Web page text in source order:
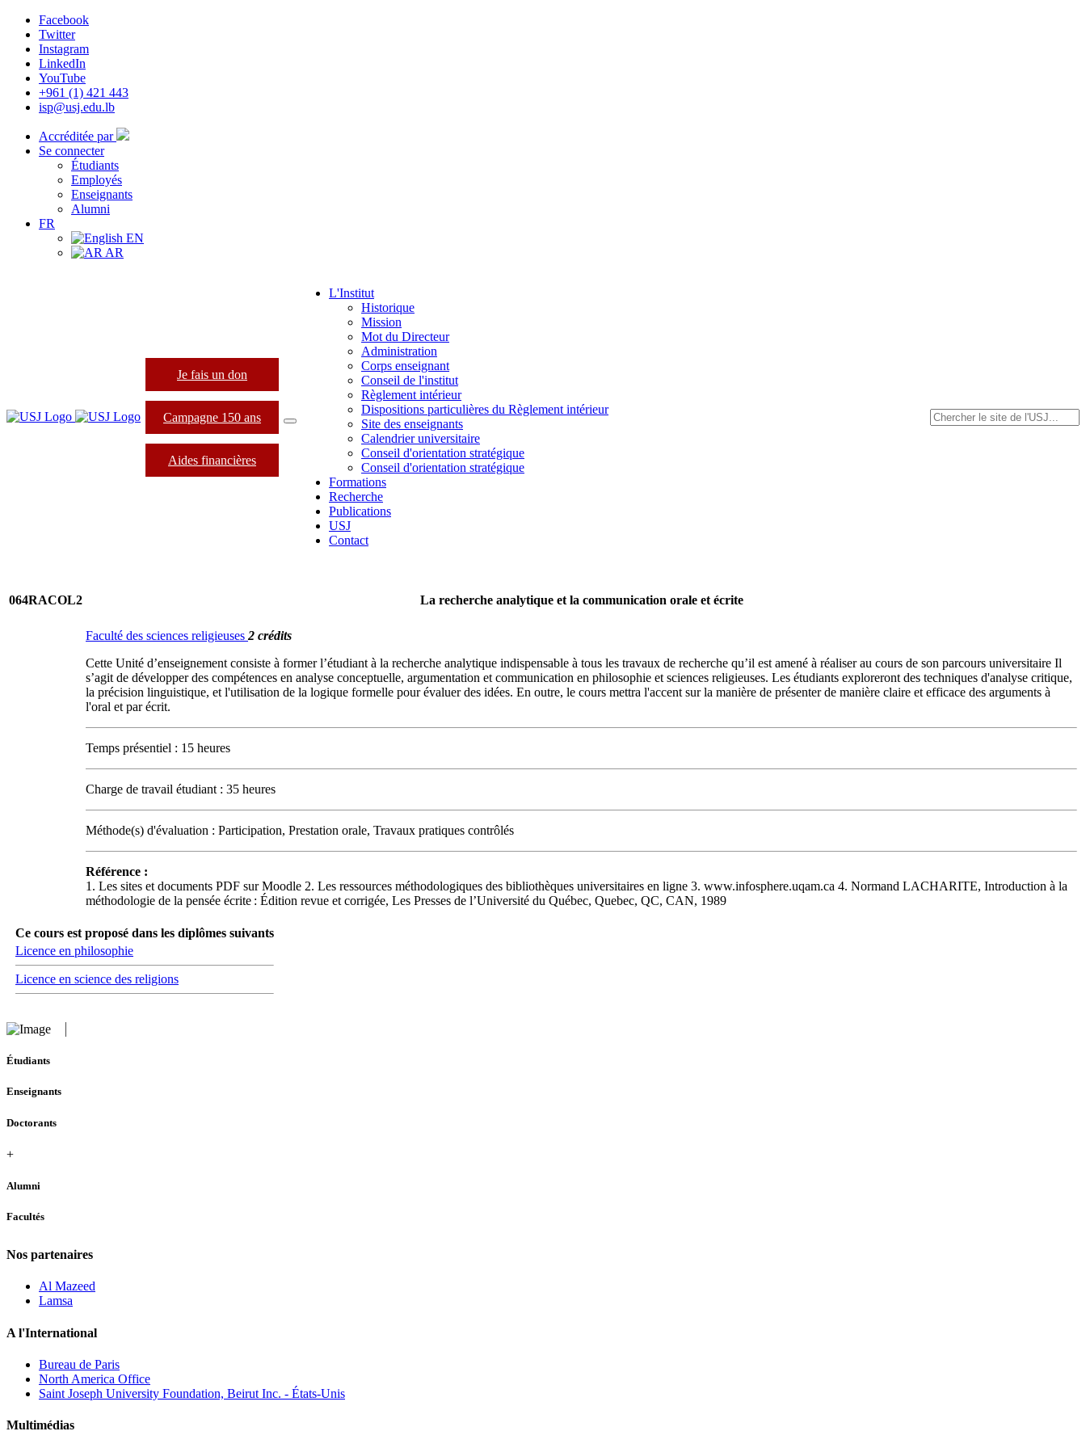
Facebook
Twitter
Instagram
LinkedIn
YouTube
+961 (1) 421 443
isp@usj.edu.lb
Accréditée par
Se connecter
Étudiants
Employés
Enseignants
Alumni
FR
EN
AR
Je fais un don
Campagne 150 ans
Aides financières
L'Institut
Historique
Mission
Mot du Directeur
Administration
Corps enseignant
Conseil de l'institut
Règlement intérieur
Dispositions particulières du Règlement intérieur
Site des enseignants
Calendrier universitaire
Conseil d'orientation stratégique
Conseil d'orientation stratégique
Formations
Recherche
Publications
USJ
Contact
064RACOL2 La recherche analytique et la communication orale et écrite
Faculté des sciences religieuses 2 crédits
Cette Unité d’enseignement consiste à former l’étudiant à la recherche analytique indispensable à tous les travaux de recherche qu’il est amené à réaliser au cours de son parcours universitaire Il
s’agit de développer des compétences en analyse conceptuelle, argumentation et communication en philosophie et sciences religieuses. Les étudiants exploreront des techniques d'analyse critique,
la précision linguistique, et l'utilisation de la logique formelle pour évaluer des idées. En outre, le cours mettra l'accent sur la manière de présenter de manière claire et efficace des arguments à
l'oral et par écrit.
Temps présentiel : 15 heures
Charge de travail étudiant : 35 heures
Méthode(s) d'évaluation : Participation, Prestation orale, Travaux pratiques contrôlés
Référence :
1. Les sites et documents PDF sur Moodle 2. Les ressources méthodologiques des bibliothèques universitaires en ligne 3. www.infosphere.uqam.ca 4. Normand LACHARITE, Introduction à la
méthodologie de la pensée écrite : Édition revue et corrigée, Les Presses de l’Université du Québec, Quebec, QC, CAN, 1989
Ce cours est proposé dans les diplômes suivants
Licence en philosophie
Licence en science des religions
Étudiants
Enseignants
Doctorants
+
Alumni
Facultés
Nos partenaires
Al Mazeed
Lamsa
A l'International
Bureau de Paris
North America Office
Saint Joseph University Foundation, Beirut Inc. - États-Unis
Multimédias